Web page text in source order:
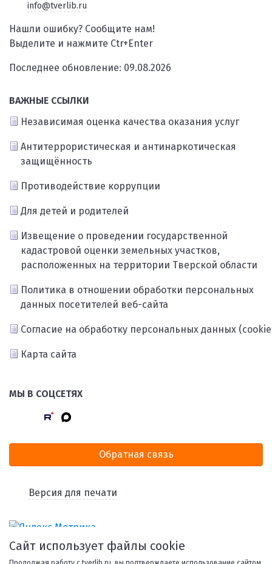
info@tverlib.ru
Нашли ошибку? Сообщите нам!
Выделите и нажмите Ctr+Enter
Последнее обновление: 09.08.2026
ВАЖНЫЕ ССЫЛКИ
Независимая оценка качества оказания услуг
Антитеррористическая и антинаркотическая
защищённость
Противодействие коррупции
Для детей и родителей
Извещение о проведении государственной
кадастровой оценки земельных участков,
расположенных на территории Тверской области
Политика в отношении обработки персональных
данных посетителей веб-сайта
Согласие на обработку персональных данных
Карта сайта
МЫ В СОЦСЕТЯХ
Обратная связь
Версия для печати
Сайт использует файлы cookie